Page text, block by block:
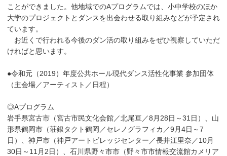
ことができました。他地域でのAプログラムでは、小中学校のほか
大学のプロジェクトとダンスを出会わせる取り組みなどが予定され
ています。
お近くで行われる今後のダン活の取り組みをぜひ視察していただ
ければと思います。
●令和元（2019）年度公共ホール現代ダンス活性化事業 参加団体
（主会場／アーティスト／日程）
◎Aプログラム
岩手県宮古市（宮古市民文化会館／北尾亘／8月28日～31日）、山
形県鶴岡市（荘銀タクト鶴岡／セレノグラフィカ／9月4日～7
日）、神戸市（神戸アートビレッジセンター／長井江里奈／10月
30日～11月2日）、石川県野々市市（野々市市情報交流館カメリア